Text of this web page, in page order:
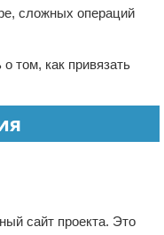
сложных операций
том, как привязать
сайт проекта. Это